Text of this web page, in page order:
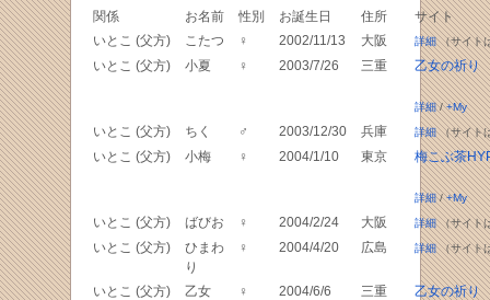
関係 お名前 性別 お誕生日 住所
サイト
いとこ (父方)
こたつ ♀ 2002/11/13 大阪 詳細（サイト
いとこ (父方) 小夏 ♀ 2003/7/26 三重 乙女の祈り
詳細/+My
いとこ (父方) ちく ♂ 2003/12/30 兵庫 詳細（サイト
いとこ (父方) 小梅 ♀ 2004/1/10 東京 梅こぶ茶
詳細/+My
いとこ (父方) ばびお ♀ 2004/2/24 大阪 詳細（サイト
いとこ (父方)
ひまわ
り
♀ 2004/4/20 広島 詳細（サイト
いとこ (父方) 乙女 ♀ 2004/6/6 三重 乙女の祈り